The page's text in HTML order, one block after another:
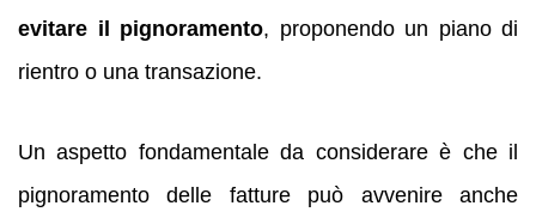
evitare il pignoramento, proponendo un piano di
rientro o una transazione.
Un aspetto fondamentale da considerare è che il
pignoramento delle fatture può avvenire anche